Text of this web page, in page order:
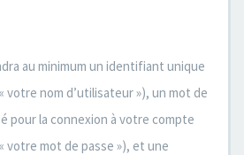
au minimum un identifiant unique
votre nom d’utilisateur »), un mot de
pour la connexion à votre compte
votre mot de passe »), et une